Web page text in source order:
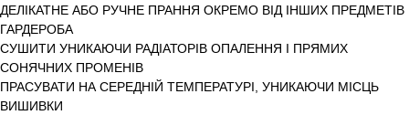
ДЕЛІКАТНЕ АБО РУЧНЕ ПРАННЯ ОКРЕМО ВІД ІНШИХ ПРЕДМЕТІВ
ГАРДЕРОБА
СУШИТИ УНИКАЮЧИ РАДІАТОРІВ ОПАЛЕННЯ І ПРЯМИХ
СОНЯЧНИХ ПРОМЕНІВ
ПРАСУВАТИ НА СЕРЕДНІЙ ТЕМПЕРАТУРІ, УНИКАЮЧИ МІСЦЬ
ВИШИВКИ